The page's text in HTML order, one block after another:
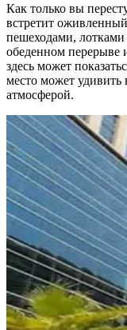
Как только вы
встретит
пешеходами,
обеденном
здесь может
место может
атмосферой.